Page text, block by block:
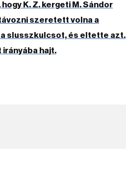
K. Z. kergeti M. Sándor
szeretett volna a
slusszkulcsot, és eltette azt.
hajt.